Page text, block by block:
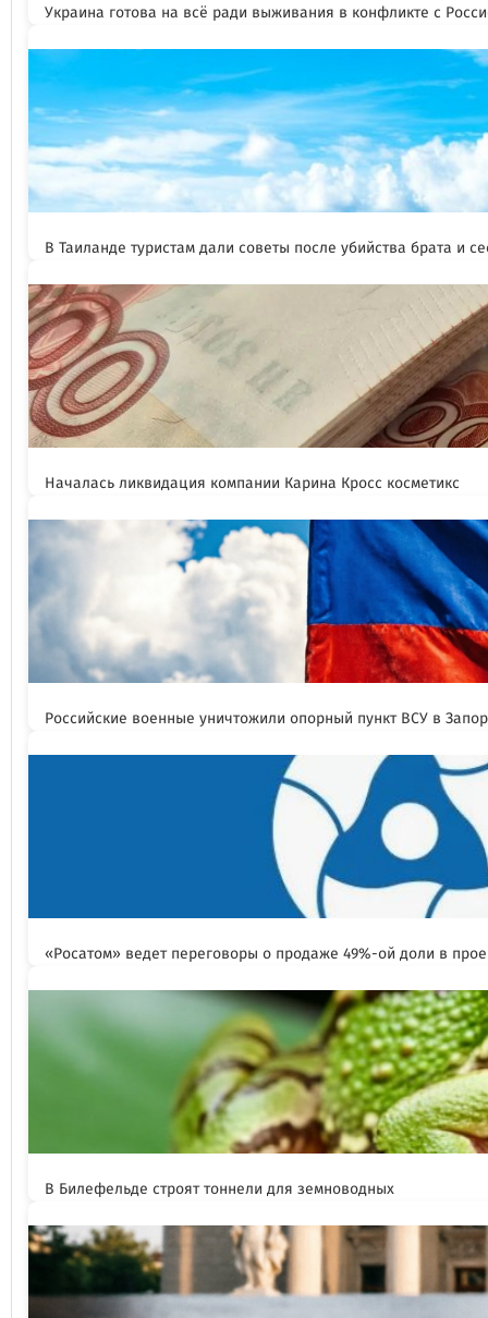
Украина готова на всё ради выживания в конфликте с
В Таиланде туристам дали советы после убийства брата и
Началась ликвидация компании Карина Кросс косметикс
Российские военные уничтожили опорный пункт ВСУ в
«Росатом» ведет переговоры о продаже 49%-ой доли в
В Билефельде строят тоннели для земноводных